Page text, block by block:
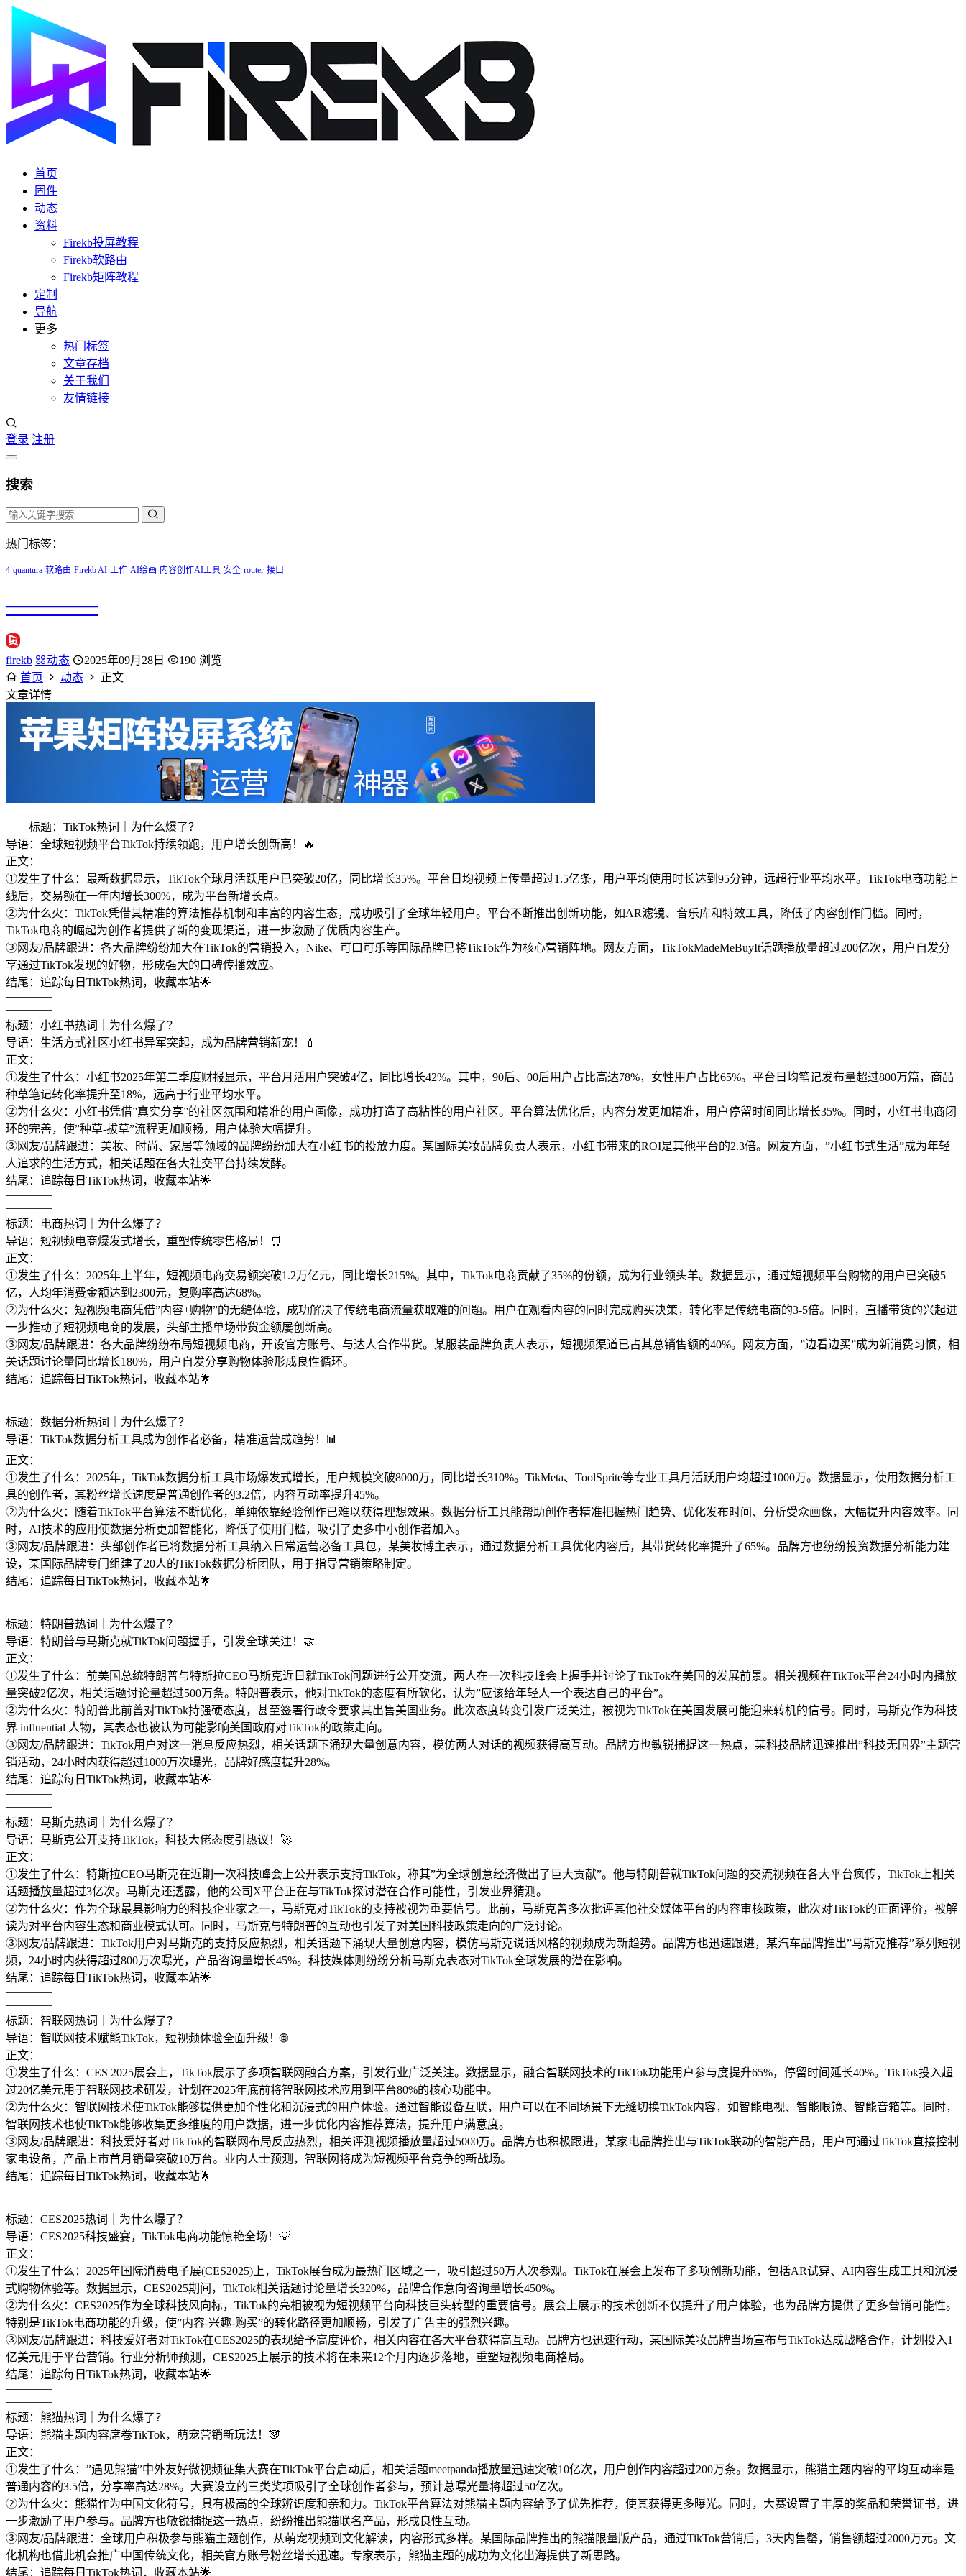
首页
固件
动态
资料
Firekb投屏教程
Firekb软路由
Firekb矩阵教程
定制
导航
更多
热门标签
文章存档
关于我们
友情链接
登录 注册
搜索
热门标签：
4 quantura 软路由 Firekb AI 工作 AI绘画 内容创作AI工具 安全 router 接口
————
firekb 动态 2025年09月28日
190 浏览
首页
动态
正文
文章详情
标题：TikTok热词｜为什么爆了？
导语：全球短视频平台TikTok持续领跑，用户增长创新高！🔥
正文：
①发生了什么：最新数据显示，TikTok全球月活跃用户已突破20亿，同比增长35%。平台日均视频上传量超过1.5亿条，用户平均使用时长达到95分钟，远超行业平均水平。TikTok电商功能上
线后，交易额在一年内增长300%，成为平台新增长点。
②为什么火：TikTok凭借其精准的算法推荐机制和丰富的内容生态，成功吸引了全球年轻用户。平台不断推出创新功能，如AR滤镜、音乐库和特效工具，降低了内容创作门槛。同时，
TikTok电商的崛起为创作者提供了新的变现渠道，进一步激励了优质内容生产。
③网友/品牌跟进：各大品牌纷纷加大在TikTok的营销投入，Nike、可口可乐等国际品牌已将TikTok作为核心营销阵地。网友方面，TikTokMadeMeBuyIt话题播放量超过200亿次，用户自发分
享通过TikTok发现的好物，形成强大的口碑传播效应。
结尾：追踪每日TikTok热词，收藏本站🌟
————
————
标题：小红书热词｜为什么爆了？
导语：生活方式社区小红书异军突起，成为品牌营销新宠！💄
正文：
①发生了什么：小红书2025年第二季度财报显示，平台月活用户突破4亿，同比增长42%。其中，90后、00后用户占比高达78%，女性用户占比65%。平台日均笔记发布量超过800万篇，商品
种草笔记转化率提升至18%，远高于行业平均水平。
②为什么火：小红书凭借”真实分享”的社区氛围和精准的用户画像，成功打造了高粘性的用户社区。平台算法优化后，内容分发更加精准，用户停留时间同比增长35%。同时，小红书电商闭
环的完善，使”种草-拔草”流程更加顺畅，用户体验大幅提升。
③网友/品牌跟进：美妆、时尚、家居等领域的品牌纷纷加大在小红书的投放力度。某国际美妆品牌负责人表示，小红书带来的ROI是其他平台的2.3倍。网友方面，”小红书式生活”成为年轻
人追求的生活方式，相关话题在各大社交平台持续发酵。
结尾：追踪每日TikTok热词，收藏本站🌟
————
————
标题：电商热词｜为什么爆了？
导语：短视频电商爆发式增长，重塑传统零售格局！🛒
正文：
①发生了什么：2025年上半年，短视频电商交易额突破1.2万亿元，同比增长215%。其中，TikTok电商贡献了35%的份额，成为行业领头羊。数据显示，通过短视频平台购物的用户已突破5
亿，人均年消费金额达到2300元，复购率高达68%。
②为什么火：短视频电商凭借”内容+购物”的无缝体验，成功解决了传统电商流量获取难的问题。用户在观看内容的同时完成购买决策，转化率是传统电商的3-5倍。同时，直播带货的兴起进
一步推动了短视频电商的发展，头部主播单场带货金额屡创新高。
③网友/品牌跟进：各大品牌纷纷布局短视频电商，开设官方账号、与达人合作带货。某服装品牌负责人表示，短视频渠道已占其总销售额的40%。网友方面，”边看边买”成为新消费习惯，相
关话题讨论量同比增长180%，用户自发分享购物体验形成良性循环。
结尾：追踪每日TikTok热词，收藏本站🌟
————
————
标题：数据分析热词｜为什么爆了？
导语：TikTok数据分析工具成为创作者必备，精准运营成趋势！📊
正文：
①发生了什么：2025年，TikTok数据分析工具市场爆发式增长，用户规模突破8000万，同比增长310%。TikMeta、ToolSprite等专业工具月活跃用户均超过1000万。数据显示，使用数据分析工
具的创作者，其粉丝增长速度是普通创作者的3.2倍，内容互动率提升45%。
②为什么火：随着TikTok平台算法不断优化，单纯依靠经验创作已难以获得理想效果。数据分析工具能帮助创作者精准把握热门趋势、优化发布时间、分析受众画像，大幅提升内容效率。同
时，AI技术的应用使数据分析更加智能化，降低了使用门槛，吸引了更多中小创作者加入。
③网友/品牌跟进：头部创作者已将数据分析工具纳入日常运营必备工具包，某美妆博主表示，通过数据分析工具优化内容后，其带货转化率提升了65%。品牌方也纷纷投资数据分析能力建
设，某国际品牌专门组建了20人的TikTok数据分析团队，用于指导营销策略制定。
结尾：追踪每日TikTok热词，收藏本站🌟
————
————
标题：特朗普热词｜为什么爆了？
导语：特朗普与马斯克就TikTok问题握手，引发全球关注！🤝
正文：
①发生了什么：前美国总统特朗普与特斯拉CEO马斯克近日就TikTok问题进行公开交流，两人在一次科技峰会上握手并讨论了TikTok在美国的发展前景。相关视频在TikTok平台24小时内播放
量突破2亿次，相关话题讨论量超过500万条。特朗普表示，他对TikTok的态度有所软化，认为”应该给年轻人一个表达自己的平台”。
②为什么火：特朗普此前曾对TikTok持强硬态度，甚至签署行政令要求其出售美国业务。此次态度转变引发广泛关注，被视为TikTok在美国发展可能迎来转机的信号。同时，马斯克作为科技
界 influential 人物，其表态也被认为可能影响美国政府对TikTok的政策走向。
③网友/品牌跟进：TikTok用户对这一消息反应热烈，相关话题下涌现大量创意内容，模仿两人对话的视频获得高互动。品牌方也敏锐捕捉这一热点，某科技品牌迅速推出”科技无国界”主题营
销活动，24小时内获得超过1000万次曝光，品牌好感度提升28%。
结尾：追踪每日TikTok热词，收藏本站🌟
————
————
标题：马斯克热词｜为什么爆了？
导语：马斯克公开支持TikTok，科技大佬态度引热议！🚀
正文：
①发生了什么：特斯拉CEO马斯克在近期一次科技峰会上公开表示支持TikTok，称其”为全球创意经济做出了巨大贡献”。他与特朗普就TikTok问题的交流视频在各大平台疯传，TikTok上相关
话题播放量超过3亿次。马斯克还透露，他的公司X平台正在与TikTok探讨潜在合作可能性，引发业界猜测。
②为什么火：作为全球最具影响力的科技企业家之一，马斯克对TikTok的支持被视为重要信号。此前，马斯克曾多次批评其他社交媒体平台的内容审核政策，此次对TikTok的正面评价，被解
读为对平台内容生态和商业模式认可。同时，马斯克与特朗普的互动也引发了对美国科技政策走向的广泛讨论。
③网友/品牌跟进：TikTok用户对马斯克的支持反应热烈，相关话题下涌现大量创意内容，模仿马斯克说话风格的视频成为新趋势。品牌方也迅速跟进，某汽车品牌推出”马斯克推荐”系列短视
频，24小时内获得超过800万次曝光，产品咨询量增长45%。科技媒体则纷纷分析马斯克表态对TikTok全球发展的潜在影响。
结尾：追踪每日TikTok热词，收藏本站🌟
————
————
标题：智联网热词｜为什么爆了？
导语：智联网技术赋能TikTok，短视频体验全面升级！🌐
正文：
①发生了什么：CES 2025展会上，TikTok展示了多项智联网融合方案，引发行业广泛关注。数据显示，融合智联网技术的TikTok功能用户参与度提升65%，停留时间延长40%。TikTok投入超
过20亿美元用于智联网技术研发，计划在2025年底前将智联网技术应用到平台80%的核心功能中。
②为什么火：智联网技术使TikTok能够提供更加个性化和沉浸式的用户体验。通过智能设备互联，用户可以在不同场景下无缝切换TikTok内容，如智能电视、智能眼镜、智能音箱等。同时，
智联网技术也使TikTok能够收集更多维度的用户数据，进一步优化内容推荐算法，提升用户满意度。
③网友/品牌跟进：科技爱好者对TikTok的智联网布局反应热烈，相关评测视频播放量超过5000万。品牌方也积极跟进，某家电品牌推出与TikTok联动的智能产品，用户可通过TikTok直接控制
家电设备，产品上市首月销量突破10万台。业内人士预测，智联网将成为短视频平台竞争的新战场。
结尾：追踪每日TikTok热词，收藏本站🌟
————
————
标题：CES2025热词｜为什么爆了？
导语：CES2025科技盛宴，TikTok电商功能惊艳全场！💡
正文：
①发生了什么：2025年国际消费电子展(CES2025)上，TikTok展台成为最热门区域之一，吸引超过50万人次参观。TikTok在展会上发布了多项创新功能，包括AR试穿、AI内容生成工具和沉浸
式购物体验等。数据显示，CES2025期间，TikTok相关话题讨论量增长320%，品牌合作意向咨询量增长450%。
②为什么火：CES2025作为全球科技风向标，TikTok的亮相被视为短视频平台向科技巨头转型的重要信号。展会上展示的技术创新不仅提升了用户体验，也为品牌方提供了更多营销可能性。
特别是TikTok电商功能的升级，使”内容-兴趣-购买”的转化路径更加顺畅，引发了广告主的强烈兴趣。
③网友/品牌跟进：科技爱好者对TikTok在CES2025的表现给予高度评价，相关内容在各大平台获得高互动。品牌方也迅速行动，某国际美妆品牌当场宣布与TikTok达成战略合作，计划投入1
亿美元用于平台营销。行业分析师预测，CES2025上展示的技术将在未来12个月内逐步落地，重塑短视频电商格局。
结尾：追踪每日TikTok热词，收藏本站🌟
————
————
标题：熊猫热词｜为什么爆了？
导语：熊猫主题内容席卷TikTok，萌宠营销新玩法！🐼
正文：
①发生了什么：”遇见熊猫”中外友好微视频征集大赛在TikTok平台启动后，相关话题meetpanda播放量迅速突破10亿次，用户创作内容超过200万条。数据显示，熊猫主题内容的平均互动率是
普通内容的3.5倍，分享率高达28%。大赛设立的三类奖项吸引了全球创作者参与，预计总曝光量将超过50亿次。
②为什么火：熊猫作为中国文化符号，具有极高的全球辨识度和亲和力。TikTok平台算法对熊猫主题内容给予了优先推荐，使其获得更多曝光。同时，大赛设置了丰厚的奖品和荣誉证书，进
一步激励了用户参与。品牌方也敏锐捕捉这一热点，纷纷推出熊猫联名产品，形成良性互动。
③网友/品牌跟进：全球用户积极参与熊猫主题创作，从萌宠视频到文化解读，内容形式多样。某国际品牌推出的熊猫限量版产品，通过TikTok营销后，3天内售罄，销售额超过2000万元。文
化机构也借此机会推广中国传统文化，相关官方账号粉丝增长迅速。专家表示，熊猫主题的成功为文化出海提供了新思路。
结尾：追踪每日TikTok热词，收藏本站🌟